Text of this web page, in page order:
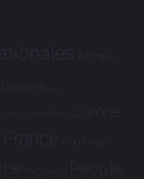
Afrique
Brève
France-Brésil Europe
France Hommage
Partenariat People